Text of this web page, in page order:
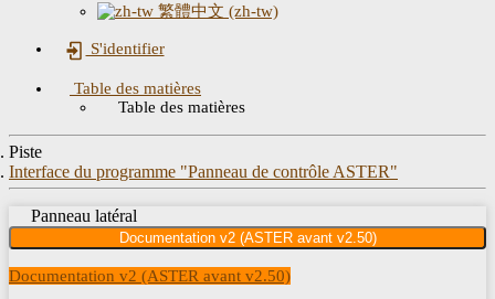
繁體中文 (zh-tw)
S'identifier
Table des matières
Table des matières
Piste
Interface du programme "Panneau de contrôle ASTER"
Panneau latéral
Documentation v2 (ASTER avant v2.50)
Documentation v2 (ASTER avant v2.50)